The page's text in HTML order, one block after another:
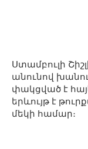
Ստամբուլի
անունով
փակցված է
երևույթ է
մեկի համար։